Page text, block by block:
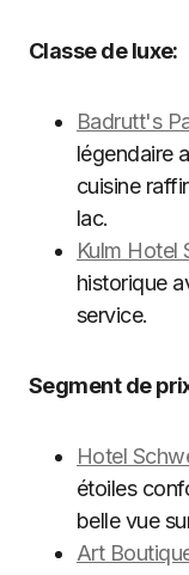
Classe de luxe:
Badrutt's
légendaire
cuisine
lac.
Kulm Hotel
historique
service.
Segment de
Hotel
étoiles
belle vue
Art